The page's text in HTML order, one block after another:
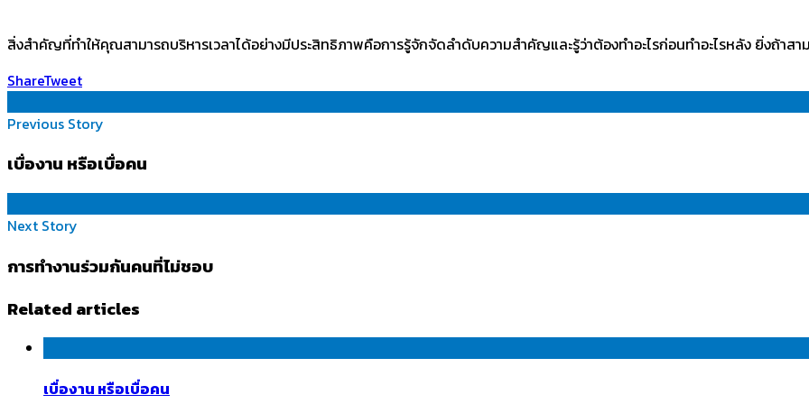
สิ่งสำคัญที่ทำให้คุณสามารถบริหารเวลาได้อย่างมีประสิทธิภาพคือการรู้จักจัดลำดับความสำคัญและรู้ว่าต้องทำอะไรก่อนทำอะไรหลัง ยิ่งถ้าสา
ShareTweet
Previous Story
เบื่องาน หรือเบื่อคน
Next Story
การทำงานร่วมกันคนที่ไม่ชอบ
Related articles
เบื่องาน หรือเบื่อคน